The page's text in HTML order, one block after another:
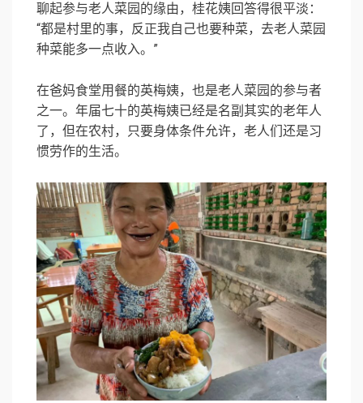
聊起参与老人菜园的缘由，桂花姨回答得很平淡：
“都是村里的事，反正我自己也要种菜，去老人菜园
种菜能多一点收入。”
在爸妈食堂用餐的英梅姨，也是老人菜园的参与者
之一。年届七十的英梅姨已经是名副其实的老年人
了，但在农村，只要身体条件允许，老人们还是习
惯劳作的生活。